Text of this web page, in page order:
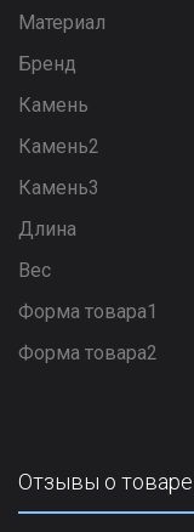
Материал
Бренд
Камень
Камень2
Камень3
Длина
Вес
Форма товара1
Форма товара2
Отзывы о товаре